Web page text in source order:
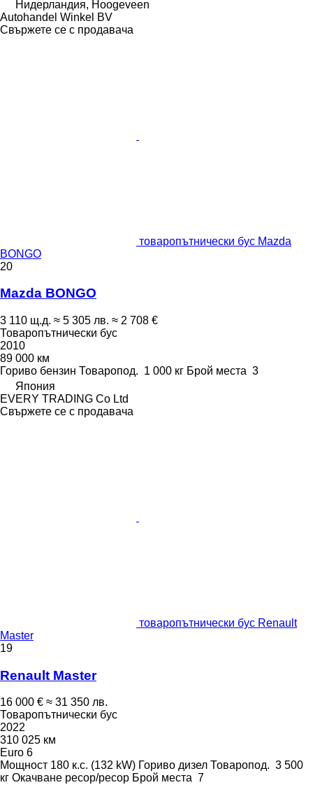
Нидерландия, Hoogeveen
Autohandel Winkel BV
Свържете се с продавача
товаропътнически бус Mazda
BONGO
20
Mazda BONGO
3 110 щ.д. ≈ 5 305 лв. ≈ 2 708 €
Товаропътнически бус
2010
89 000 км
Гориво бензин Товаропод. 1 000 кг Брой места 3
Япония
EVERY TRADING Co Ltd
Свържете се с продавача
товаропътнически бус Renault
Master
19
Renault Master
16 000 € ≈ 31 350 лв.
Товаропътнически бус
2022
310 025 км
Euro 6
Мощност 180 к.с. (132 kW) Гориво дизел Товаропод. 3 500
кг Окачване ресор/ресор Брой места 7